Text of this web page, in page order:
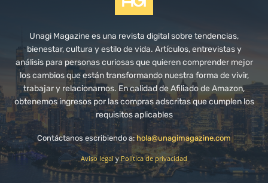
Unagi Magazine es una revista digital sobre tendencias,
bienestar, cultura y estilo de vida. Artículos, entrevistas y
análisis para personas curiosas que quieren comprender mejor
los cambios que están transformando nuestra forma de vivir,
trabajar y relacionarnos. En calidad de Afiliado de Amazon,
obtenemos ingresos por las compras adscritas que cumplen los
requisitos aplicables
Contáctanos escribiendo a:hola@unagimagazine.com
Aviso legalyPolítica de privacidad